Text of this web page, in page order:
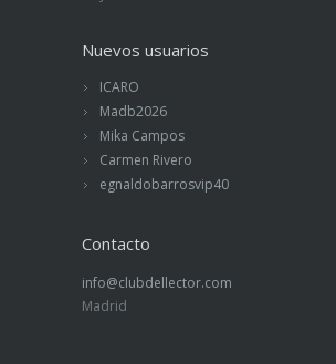
Nuevos usuarios
ICARO
Madb2026
Mika Campos
Carmen Rivero
egnaldobarrosvip40
Contacto
info@clubdellector.com
Madrid